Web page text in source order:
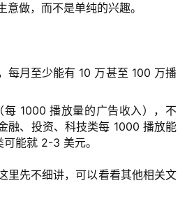
做，而不是单纯的兴趣。
每月至少能有 10 万甚至 100 万播
每 1000 播放量的广告收入），不
融、投资、科技类每 1000 播放能
能就 2-3 美元。
里先不细讲，可以看看其他相关文